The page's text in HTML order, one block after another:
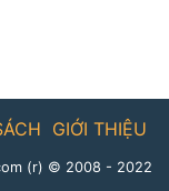
GIỚI THIỆU
(r) © 2008 - 2022